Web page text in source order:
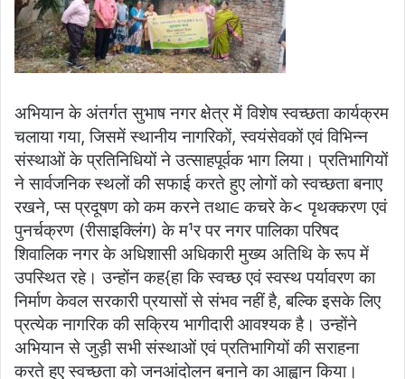
अभियान के अंतर्गत सुभाष नगर क्षेत्र में विशेष स्वच्छता कार्यक्रम
चलाया गया, जिसमें स्थानीय नागरिकों, स्वयंसेवकों एवं विभिन्न
संस्थाओं के प्रतिनिधियों ने उत्साहपूर्वक भाग लिया। प्रतिभागियों
ने सार्वजनिक स्थलों की सफाई करते हुए लोगों को स्वच्छता बनाए
रखने, प्स प्रदूषण को कम करने तथा∈ कचरे के< पृथक्करण एवं
पुनर्चक्रण (रीसाइक्लिंग) के म¹र पर नगर पालिका परिषद
शिवालिक नगर के अधिशासी अधिकारी मुख्य अतिथि के रूप में
उपस्थित रहे। उन्होंन कह{हा कि स्वच्छ एवं स्वस्थ पर्यावरण का
निर्माण केवल सरकारी प्रयासों से संभव नहीं है, बल्कि इसके लिए
प्रत्येक नागरिक की सक्रिय भागीदारी आवश्यक है। उन्होंने
अभियान से जुड़ी सभी संस्थाओं एवं प्रतिभागियों की सराहना
करते हुए स्वच्छता को जनआंदोलन बनाने का आह्वान किया।